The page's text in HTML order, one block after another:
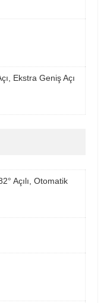
Ekstra Geniş Açı
Açılı, Otomatik